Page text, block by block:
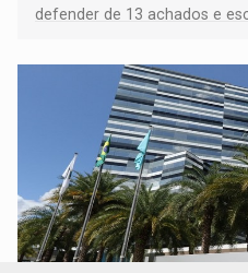
defender de 13 achados e
mandato